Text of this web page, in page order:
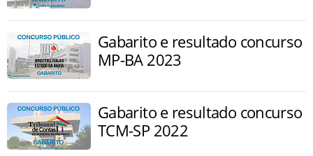
Gabarito e resultado concurso
MP-BA 2023
Gabarito e resultado concurso
TCM-SP 2022